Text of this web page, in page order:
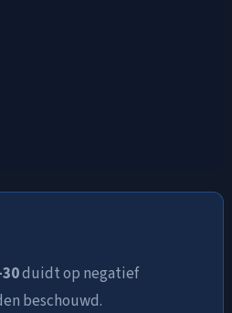
duidt op negatief
beschouwd.